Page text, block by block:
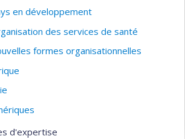
en développement
des services de santé
formes organisationnelles
d'expertise